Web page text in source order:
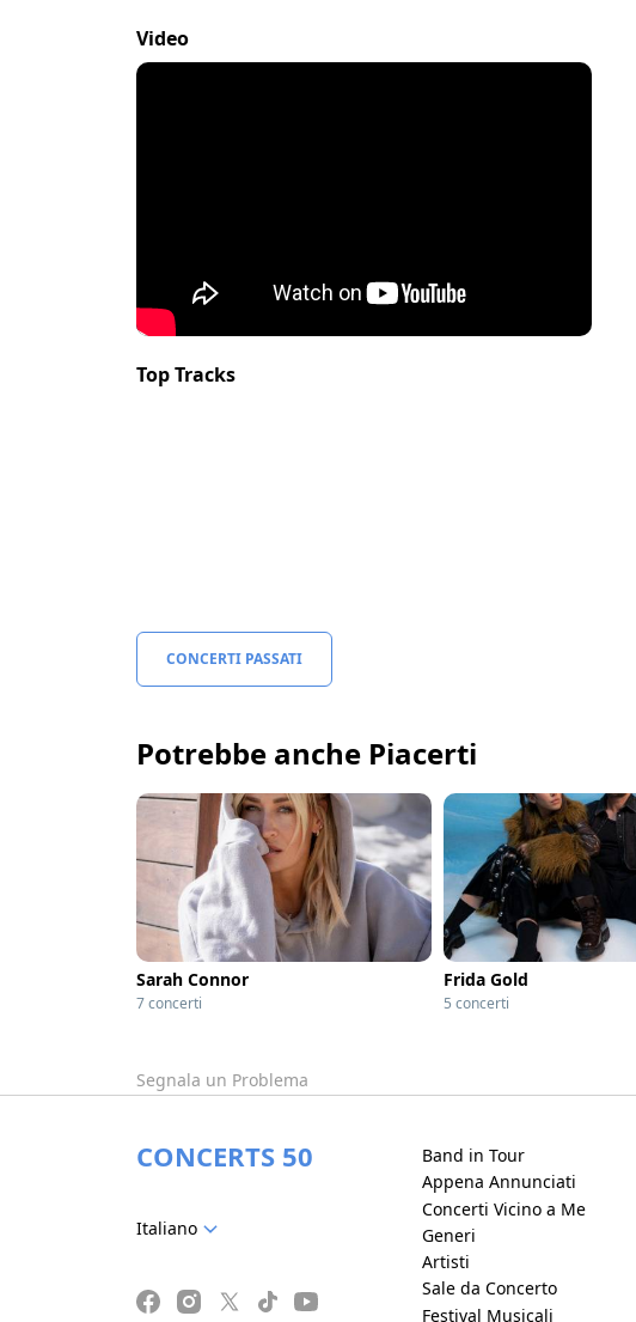
Video
Top Tracks
CONCERTI PASSATI
Potrebbe anche Piacerti
Sarah Connor
7 concerti
Frida Gold
5 concerti
Segnala un Problema
CONCERTS 50
Italiano
Band in Tour
Appena Annunciati
Concerti Vicino a Me
Generi
Artisti
Sale da Concerto
Festival Musicali